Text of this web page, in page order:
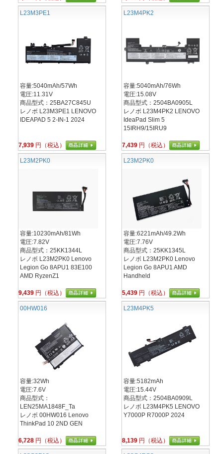
L23M3PE1
容量:5040mAh/57Wh
電圧:11.31V
商品型式：25BA27C845U
レノボ L23M3PE1 LENOVO
IDEAPAD 5 2-IN-1 2024
7,939 円（税込）
L23M4PK2
容量:5040mAh/76Wh
電圧:15.08V
商品型式：2504BA0905L
レノボ L23M4PK2 LENOVO
IdeaPad Slim 5
15IRH9/15IRU9
7,439 円（税込）
L23M2PK0
容量:10230mAh/81Wh
電圧:7.82V
商品型式：25KK1344L
レノボ L23M2PK0 Lenovo
Legion Go 8APU1 83E100
AMD RyzenZ1
9,439 円（税込）
L23M2PK0
容量:6221mAh/49.2Wh
電圧:7.76V
商品型式：25KK1345L
レノボ L23M2PK0 Lenovo
Legion Go 8APU1 AMD
Handheld
5,439 円（税込）
00HW016
容量:32Wh
電圧:7.6V
商品型式：
LEN25MA1848F_Ta
レノボ 00HW016 Lenovo
ThinkPad 10 2ND GEN
6,728 円（税込）
L23M4PK5
容量:5182mAh
電圧:15.44V
商品型式：2504BA0909L
レノボ L23M4PK5 LENOVO
Y7000P R7000P 2024
8,139 円（税込）